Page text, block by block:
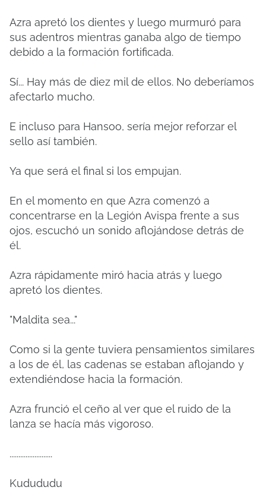
Azra apretó los dientes y luego murmuró para
sus adentros mientras ganaba algo de tiempo
debido a la formación fortificada.
Sí... Hay más de diez mil de ellos. No deberíamos
afectarlo mucho.
E incluso para Hansoo, sería mejor reforzar el
sello así también.
Ya que será el final si los empujan.
En el momento en que Azra comenzó a
concentrarse en la Legión Avispa frente a sus
ojos, escuchó un sonido aflojándose detrás de
él.
Azra rápidamente miró hacia atrás y luego
apretó los dientes.
"Maldita sea..."
Como si la gente tuviera pensamientos similares
a los de él, las cadenas se estaban aflojando y
extendiéndose hacia la formación.
Azra frunció el ceño al ver que el ruido de la
lanza se hacía más vigoroso.
........................
Kudududu